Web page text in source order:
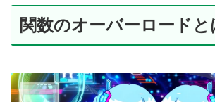
関数のオーバーロードと